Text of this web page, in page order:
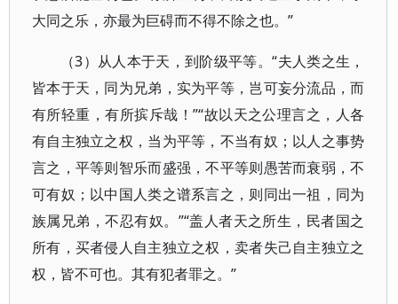
大同之乐，亦最为巨碍而不得不除之也。”
（3）从人本于天，到阶级平等。“夫人类之生，
皆本于天，同为兄弟，实为平等，岂可妄分流品，而
有所轻重，有所摈斥哉！”“故以天之公理言之，人各
有自主独立之权，当为平等，不当有奴；以人之事势
言之，平等则智乐而盛强，不平等则愚苦而衰弱，不
可有奴；以中国人类之谱系言之，则同出一祖，同为
族属兄弟，不忍有奴。”“盖人者天之所生，民者国之
所有，买者侵人自主独立之权，卖者失己自主独立之
权，皆不可也。其有犯者罪之。”